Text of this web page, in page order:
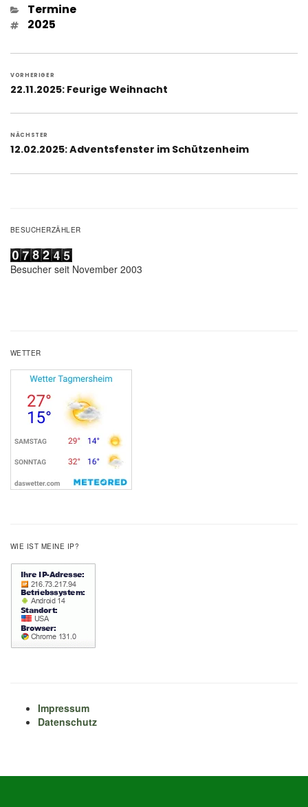
Kategorien
Termine
Schlagwörter
2025
VORHERIGER
Vorheriger
22.11.2025: Feurige Weihnacht
NÄCHSTER
Nächster
12.02.2025: Adventsfenster im Schützenheim
BESUCHERZÄHLER
Besucher seit November 2003
WETTER
WIE IST MEINE IP?
Impressum
Datenschutz